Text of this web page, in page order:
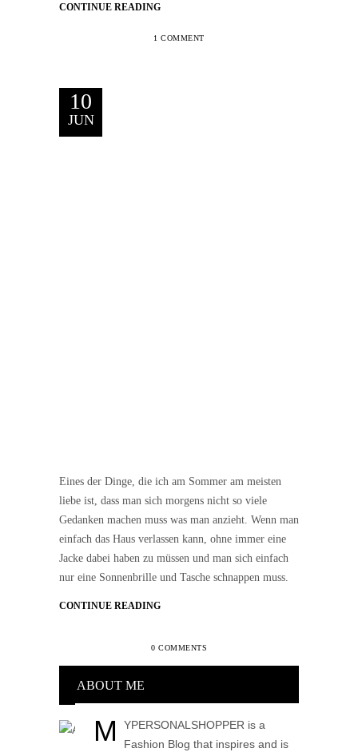
CONTINUE READING
1 COMMENT
10
JUN
Eines der Dinge, die ich am Sommer am meisten
liebe ist, dass man sich morgens nicht so viele
Gedanken machen muss was man anzieht. Wenn man
einfach das Haus verlassen kann, ohne immer eine
Jacke dabei haben zu müssen und man sich einfach
nur eine Sonnenbrille und Tasche schnappen muss.
CONTINUE READING
0 COMMENTS
ABOUT ME
M
YPERSONALSHOPPER is a
Fashion Blog that inspires and is